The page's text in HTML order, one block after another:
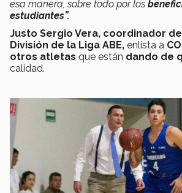
esa manera, sobre todo por los
estudiantes”.
Justo Sergio Vera, coordinador
División de la Liga ABE, enlista a
otros atletas que están dando de
calidad.